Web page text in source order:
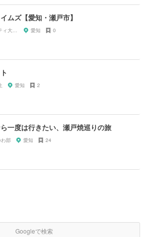
ムズ【愛知・瀬戸市】
愛知 0
愛知 2
一度は行きたい、瀬戸焼巡りの旅
部 愛知 24
Googleで検索